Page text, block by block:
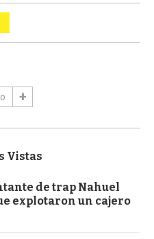
Vistas
de trap Nahuel
explotaron un cajero